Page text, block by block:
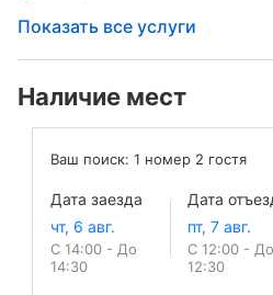
Показать все услуги
Наличие мест
Ваш поиск: 1 номер 2 гостя
Дата заезда
С 14:00 - До
14:30
Дата
С 12:00 - До
12:30